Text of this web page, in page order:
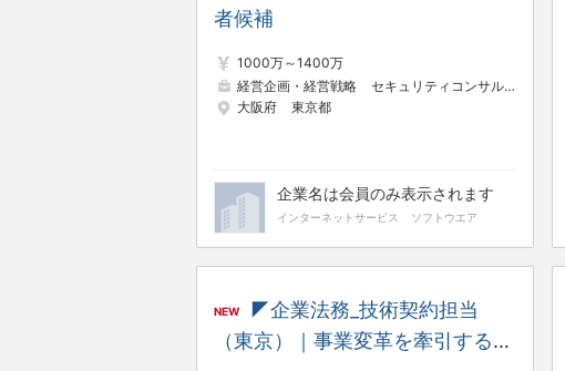
者候補
1000万～1400万
経営企画・経営戦略
セキュリティコンサルタント
大阪府
東京都
企業名は会員のみ表示されます
インターネットサービス ソフトウエア
NEW
◤企業法務_技術契約担当
（東京）｜事業変革を牽引する戦